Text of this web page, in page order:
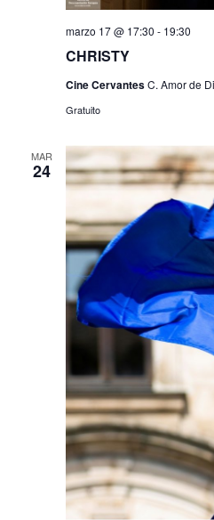
CHRISTY
marzo 17 @ 17:30 - 19:30
Cine CervantesC. Amor de
Gratuito
MAR
24